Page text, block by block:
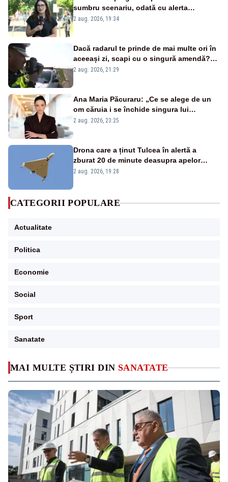
MAI MULTE ȘTIRI DIN SANATATE
sumbru scenariu, odată cu alerta
energetică
2 aug. 2026, 19:34
Dacă radarul te prinde de mai multe ori în
aceeași zi, scapi cu o singură amendă?
Ce spune legea
2 aug. 2026, 21:29
Ana Maria Păcuraru: „Ce se alege de un
om căruia i se închide singura lui
portiță?”
2 aug. 2026, 23:25
Drona care a ținut Tulcea în alertă a
zburat 20 de minute deasupra apelor
României. Au fost ridicate două F-16
2 aug. 2026, 19:28
CATEGORII POPULARE
Actualitate
Politica
Economie
Social
Sport
Sanatate